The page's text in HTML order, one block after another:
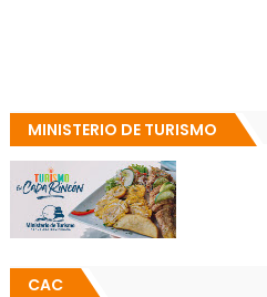
MINISTERIO DE TURISMO
CAC